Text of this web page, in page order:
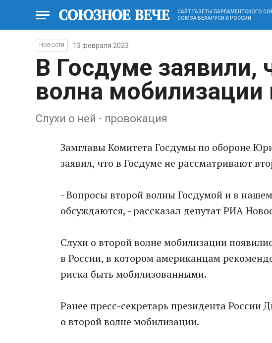
САЙТ ГАЗЕТЫ ПАРЛАМЕНТСКОГО
СОЮЗА БЕЛАРУСИ И РОССИИ
НОВОСТИ 13 февраля 2023
В Госдуме заявили,
волна мобилизации
Слухи о ней - провокация
Замглавы Комитета Госдумы по обороне
заявил, что в Госдуме не рассматривают
- Вопросы второй волны Госдумой и в
обсуждаются, - рассказал депутат РИА
Слухи о второй волне мобилизации
в России, в котором американцам
риска быть мобилизованными.
Ранее пресс-секретарь президента России
о второй волне мобилизации.